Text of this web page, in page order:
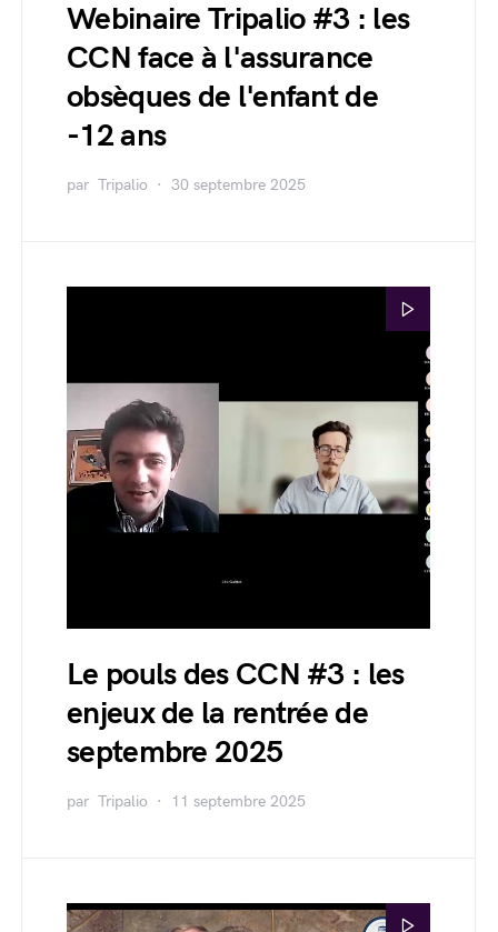
Webinaire Tripalio #3 : les
CCN face à l'assurance
obsèques de l'enfant de
-12 ans
par Tripalio 30 septembre 2025
Le pouls des CCN #3 : les
enjeux de la rentrée de
septembre 2025
par Tripalio 11 septembre 2025